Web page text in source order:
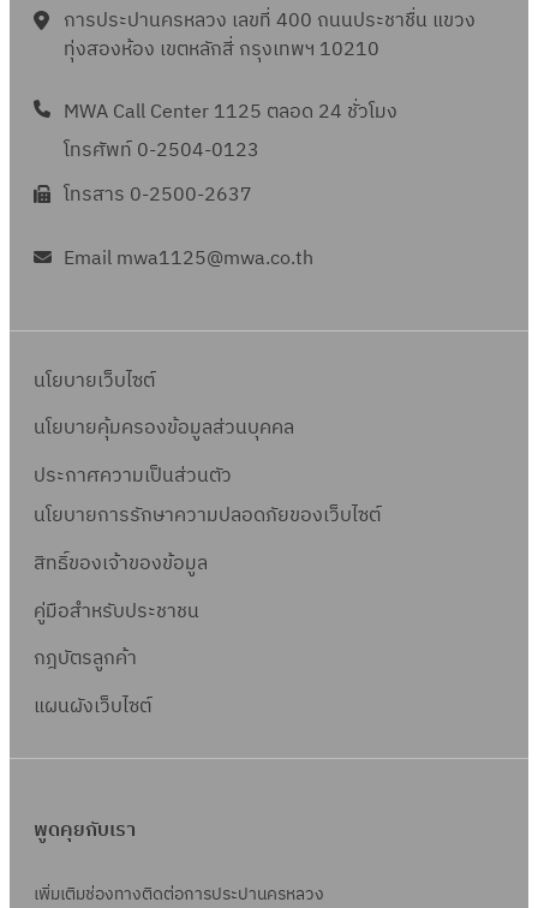
การประปานครหลวง เลขที่ 400 ถนนประชาชื่น แขวง
ทุ่งสองห้อง เขตหลักสี่ กรุงเทพฯ 10210
MWA Call Center 1125 ตลอด 24 ชั่วโมง
โทรศัพท์ 0-2504-0123
โทรสาร 0-2500-2637
Email mwa1125@mwa.co.th
นโยบายเว็บไซต์
นโยบายคุ้มครองข้อมูลส่วนบุคคล
ประกาศความเป็นส่วนตัว
นโยบายการรักษาความปลอดภัยของเว็บไซต์
สิทธิ์ของเจ้าของข้อมูล
คู่มือสำหรับประชาชน
กฎบัตรลูกค้า
แผนผังเว็บไซต์
พูดคุยกับเรา
เพิ่มเติมช่องทางติดต่อการประปานครหลวง